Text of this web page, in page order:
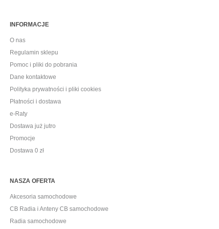
INFORMACJE
O nas
Regulamin sklepu
Pomoc i pliki do pobrania
Dane kontaktowe
Polityka prywatności i pliki cookies
Płatności i dostawa
e-Raty
Dostawa już jutro
Promocje
Dostawa 0 zł
NASZA OFERTA
Akcesoria samochodowe
CB Radia i Anteny CB samochodowe
Radia samochodowe